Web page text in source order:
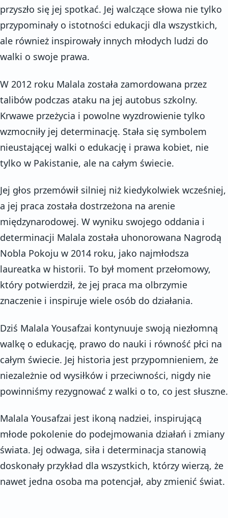
przyszło się jej spotkać. Jej walczące słowa nie tylko
przypominały o istotności edukacji dla wszystkich,
ale również inspirowały innych młodych ludzi do
walki o swoje prawa.
W 2012 roku Malala została zamordowana przez
talibów podczas ataku na jej autobus szkolny.
Krwawe przeżycia i powolne wyzdrowienie tylko
wzmocniły jej determinację. Stała się symbolem
nieustającej walki o edukację i prawa kobiet, nie
tylko w Pakistanie, ale na całym świecie.
Jej głos przemówił silniej niż kiedykolwiek wcześniej,
a jej praca została dostrzeżona na arenie
międzynarodowej. W wyniku swojego oddania i
determinacji Malala została uhonorowana Nagrodą
Nobla Pokoju w 2014 roku, jako najmłodsza
laureatka w historii. To był moment przełomowy,
który potwierdził, że jej praca ma olbrzymie
znaczenie i inspiruje wiele osób do działania.
Dziś Malala Yousafzai kontynuuje swoją niezłomną
walkę o edukację, prawo do nauki i równość płci na
całym świecie. Jej historia jest przypomnieniem, że
niezależnie od wysiłków i przeciwności, nigdy nie
powinniśmy rezygnować z walki o to, co jest słuszne.
Malala Yousafzai jest ikoną nadziei, inspirującą
młode pokolenie do podejmowania działań i zmiany
świata. Jej odwaga, siła i determinacja stanowią
doskonały przykład dla wszystkich, którzy wierzą, że
nawet jedna osoba ma potencjał, aby zmienić świat.